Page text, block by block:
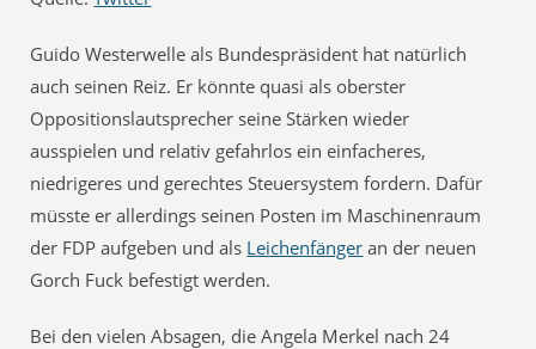
Guido Westerwelle als Bundespräsident hat natürlich
auch seinen Reiz. Er könnte quasi als oberster
Oppositionslautsprecher seine Stärken wieder
ausspielen und relativ gefahrlos ein einfacheres,
niedrigeres und gerechtes Steuersystem fordern. Dafür
müsste er allerdings seinen Posten im Maschinenraum
der FDP aufgeben und als  Leichenfänger  an der neuen
Gorch Fuck befestigt werden.
Bei den vielen Absagen, die Angela Merkel nach 24